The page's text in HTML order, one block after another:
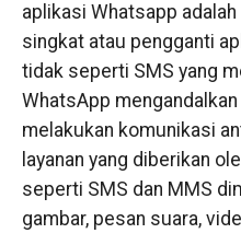
aplikasi Whatsapp
singkat atau pengganti
tidak seperti SMS yang
WhatsApp
melakukan komunikasi
layanan yang diberikan
seperti SMS dan MMS
gambar, pesan suara,